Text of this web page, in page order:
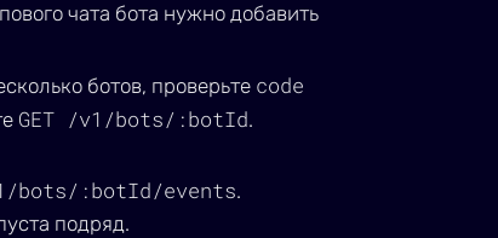
чата бота нужно добавить
ботов, проверьте code
GET /v1/bots/:botId.
bots/:botId/events.
подряд.